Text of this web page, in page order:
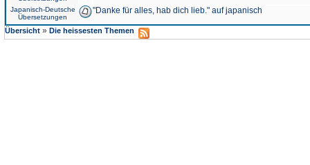
Japanisch-Deutsche
Übersetzungen
"Danke für alles, hab dich lieb." auf japanisch
Übersicht » Die heissesten Themen